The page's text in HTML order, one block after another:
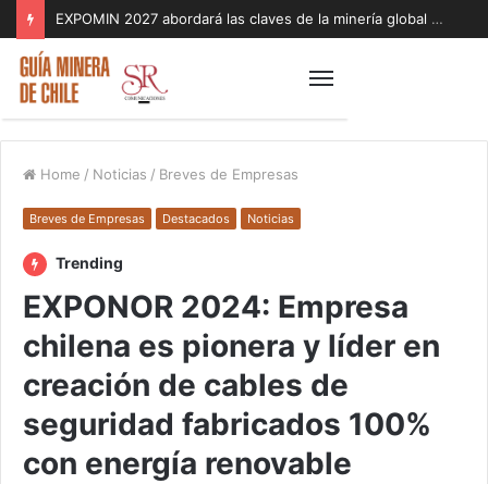
EXPOMIN 2027 abordará las claves de la minería global con foco en geopolítica, inteligencia artificial y sostenibilidad
Home / Noticias / Breves de Empresas
Breves de Empresas Destacados Noticias
Trending
EXPONOR 2024: Empresa
chilena es pionera y líder en
creación de cables de
seguridad fabricados 100%
con energía renovable